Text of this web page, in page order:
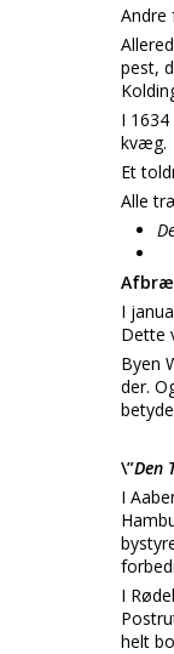
Andre
pest,
I
kvæg.
Et
Alle
I
Dette
Byen
der.
\”Den
I
I
helt